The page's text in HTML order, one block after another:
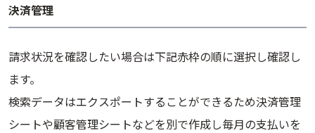
決済管理
請求状況を確認したい場合は下記赤枠の順に選択し確認し
ます。
検索データはエクスポートすることができるため決済管理
シートや顧客管理シートなどを別で作成し毎月の支払いを